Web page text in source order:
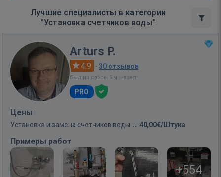
Лучшие специалисты в категории
"Установка счетчиков воды"
Arturs P.
4.9 · 30 отзывов
Был на сайте: 6 ч. назад
PRO
Цены
Установка и замена счетчиков воды 40,00€/Штука
Примеры работ
+554